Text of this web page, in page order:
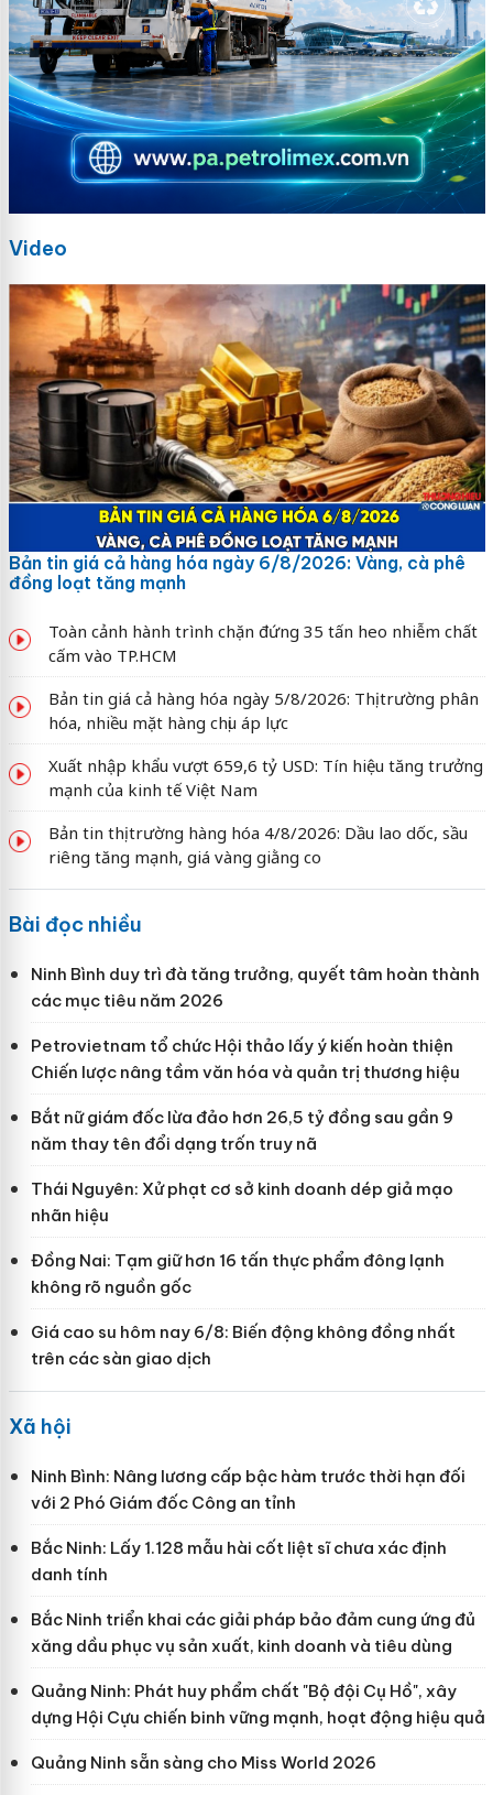
Video
Bản tin giá cả hàng hóa ngày 6/8/2026: Vàng, cà phê
đồng loạt tăng mạnh
Toàn cảnh hành trình chặn đứng 35 tấn heo nhiễm chất
cấm vào TP.HCM
Bản tin giá cả hàng hóa ngày 5/8/2026: Thị trường phân
hóa, nhiều mặt hàng chịu áp lực
Xuất nhập khẩu vượt 659,6 tỷ USD: Tín hiệu tăng trưởng
mạnh của kinh tế Việt Nam
Bản tin thị trường hàng hóa 4/8/2026: Dầu lao dốc, sầu
riêng tăng mạnh, giá vàng giằng co
Bài đọc nhiều
Ninh Bình duy trì đà tăng trưởng, quyết tâm hoàn thành
các mục tiêu năm 2026
Petrovietnam tổ chức Hội thảo lấy ý kiến hoàn thiện
Chiến lược nâng tầm văn hóa và quản trị thương hiệu
Bắt nữ giám đốc lừa đảo hơn 26,5 tỷ đồng sau gần 9
năm thay tên đổi dạng trốn truy nã
Thái Nguyên: Xử phạt cơ sở kinh doanh dép giả mạo
nhãn hiệu
Đồng Nai: Tạm giữ hơn 16 tấn thực phẩm đông lạnh
không rõ nguồn gốc
Giá cao su hôm nay 6/8: Biến động không đồng nhất
trên các sàn giao dịch
Xã hội
Ninh Bình: Nâng lương cấp bậc hàm trước thời hạn đối
với 2 Phó Giám đốc Công an tỉnh
Bắc Ninh: Lấy 1.128 mẫu hài cốt liệt sĩ chưa xác định
danh tính
Bắc Ninh triển khai các giải pháp bảo đảm cung ứng đủ
xăng dầu phục vụ sản xuất, kinh doanh và tiêu dùng
Quảng Ninh: Phát huy phẩm chất "Bộ đội Cụ Hồ", xây
dựng Hội Cựu chiến binh vững mạnh, hoạt động hiệu quả
Quảng Ninh sẵn sàng cho Miss World 2026